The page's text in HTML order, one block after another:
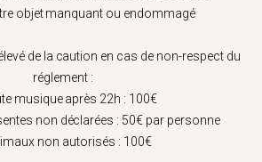
objet manquant ou endommagé
de la caution en cas de non-respect du
réglement :
musique après 22h : 100€
non déclarées : 50€ par personne
non autorisés : 100€